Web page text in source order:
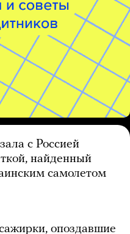
с Россией
найденный
самолетом
опоздавшие